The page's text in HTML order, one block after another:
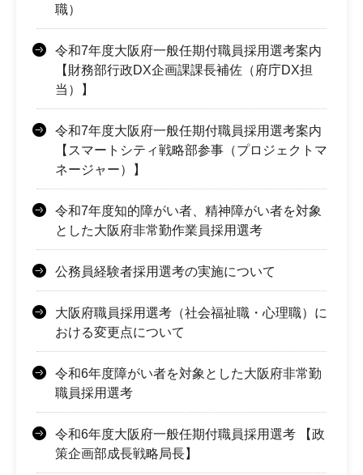
職）
令和7年度大阪府一般任期付職員採用選考案内
【財務部行政DX企画課課長補佐（府庁DX担
当）】
令和7年度大阪府一般任期付職員採用選考案内
【スマートシティ戦略部参事（プロジェクトマ
ネージャー）】
令和7年度知的障がい者、精神障がい者を対象
とした大阪府非常勤作業員採用選考
公務員経験者採用選考の実施について
大阪府職員採用選考（社会福祉職・心理職）に
おける変更点について
令和6年度障がい者を対象とした大阪府非常勤
職員採用選考
令和6年度大阪府一般任期付職員採用選考 【政
策企画部成長戦略局長】